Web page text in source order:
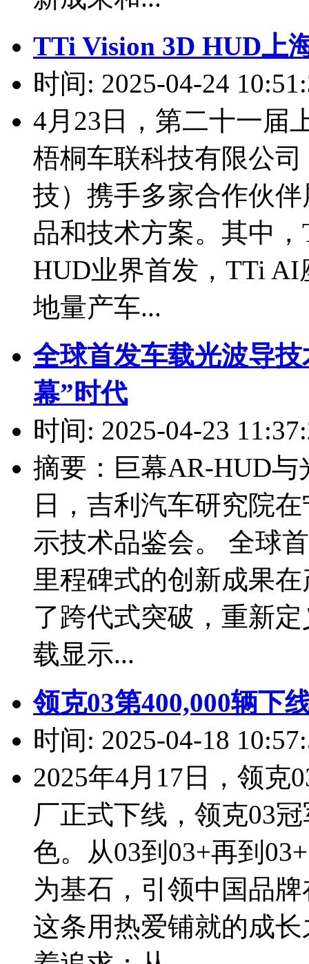
TTi Vision 3D HUD上
时间: 2025-04-24
4月23日，第二十一届
梧桐车联科技有限公
技）携手多家合作伙
品和技术方案。其中
HUD业界首发，TTi
地量产车...
全球首发车载光波导
幕”时代
时间: 2025-04-23
摘要：巨幕AR-HUD
日，吉利汽车研究院
示技术品鉴会。 全球
里程碑式的创新成果
了跨代式突破，重新
载显示...
领克03第400,000辆下
时间: 2025-04-18
2025年4月17日，领克
厂正式下线，领克03
色。从03到03+再到
为基石，引领中国品
这条用热爱铺就的成